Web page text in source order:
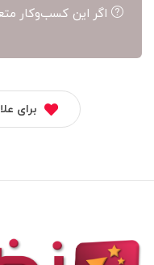
اگر این کسب‌وکار
برای